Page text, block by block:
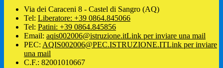
Via dei Caraceni 8 - Castel di Sangro (AQ)
Tel: Liberatore: +39 0864.845066
Tel: Patini: +39 0864.845856
Email: aqis002006@istruzione.itLink per inviare una mail
PEC: AQIS002006@PEC.ISTRUZIONE.ITLink per inviare
una mail
C.F.: 82001010667